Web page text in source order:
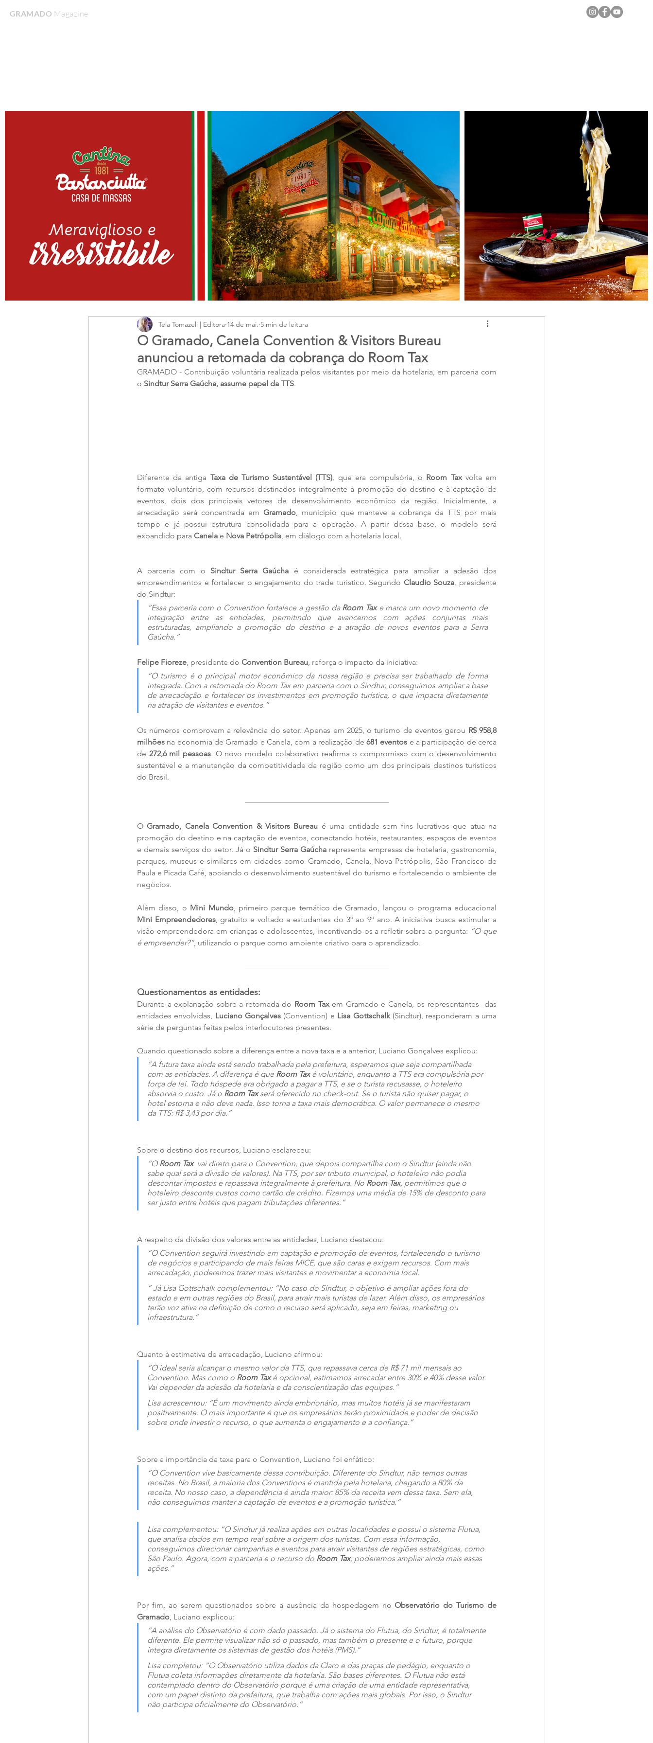
GRAMADO MagazineHome
O Gramado, Canela Convention & Visitors Bureau
anunciou a retomada da cobrança do Room Tax
Tela Tomazeli | Editora 14 de mai. 5 min de leitura
GRAMADO - Contribuição voluntária realizada pelos visitantes por meio da hotelaria, em parceria com
o Sindtur Serra Gaúcha, assume papel da TTS.
Diferente da antiga Taxa de Turismo Sustentável (TTS), que era compulsória, o Room Tax volta em
formato voluntário, com recursos destinados integralmente à promoção do destino e à captação de
eventos, dois dos principais vetores de desenvolvimento econômico da região. Inicialmente, a
arrecadação será concentrada em Gramado, município que manteve a cobrança da TTS por mais
tempo e já possui estrutura consolidada para a operação. A partir dessa base, o modelo será
expandido para Canela e Nova Petrópolis, em diálogo com a hotelaria local.
A parceria com o Sindtur Serra Gaúcha é considerada estratégica para ampliar a adesão dos
empreendimentos e fortalecer o engajamento do trade turístico. Segundo Claudio Souza, presidente
do Sindtur:
“Essa parceria com o Convention fortalece a gestão da Room Tax e marca um novo momento de
integração entre as entidades, permitindo que avancemos com ações conjuntas mais
estruturadas, ampliando a promoção do destino e a atração de novos eventos para a Serra
Gaúcha.”
Felipe Fioreze, presidente do Convention Bureau, reforça o impacto da iniciativa:
“O turismo é o principal motor econômico da nossa região e precisa ser trabalhado de forma
integrada. Com a retomada do Room Tax em parceria com o Sindtur, conseguimos ampliar a base
de arrecadação e fortalecer os investimentos em promoção turística, o que impacta diretamente
na atração de visitantes e eventos.”
Os números comprovam a relevância do setor. Apenas em 2025, o turismo de eventos gerou R$ 958,8
milhões na economia de Gramado e Canela, com a realização de 681 eventos e a participação de cerca
de 272,6 mil pessoas. O novo modelo colaborativo reafirma o compromisso com o desenvolvimento
sustentável e a manutenção da competitividade da região como um dos principais destinos turísticos
do Brasil.
O Gramado, Canela Convention & Visitors Bureau é uma entidade sem fins lucrativos que atua na
promoção do destino e na captação de eventos, conectando hotéis, restaurantes, espaços de eventos
e demais serviços do setor. Já o Sindtur Serra Gaúcha representa empresas de hotelaria, gastronomia,
parques, museus e similares em cidades como Gramado, Canela, Nova Petrópolis, São Francisco de
Paula e Picada Café, apoiando o desenvolvimento sustentável do turismo e fortalecendo o ambiente de
negócios.
Além disso, o Mini Mundo
Mini Empreendedores, gratuito e voltado a estudantes do 3º ao 9º ano. A iniciativa busca estimular a
visão empreendedora em crianças e adolescentes, incentivando-os a refletir sobre a pergunta: “O que
é empreender?”, utilizando o parque como ambiente criativo para o aprendizado.
Questionamentos as entidades:
Durante a explanação sobre a retomada do Room Tax em Gramado e Canela, os representantes  das
entidades envolvidas, Luciano Gonçalves (Convention) e Lisa Gottschalk (Sindtur), responderam a uma
série de perguntas feitas pelos interlocutores presentes.
Quando questionado sobre a diferença entre a nova taxa e a anterior, Luciano Gonçalves explicou:
“A futura taxa ainda está sendo trabalhada pela prefeitura, esperamos que seja compartilhada
com as entidades. A diferença é que Room Tax é voluntário, enquanto a TTS era compulsória por
força de lei. Todo hóspede era obrigado a pagar a TTS, e se o turista recusasse, o hoteleiro
absorvia o custo. Já o Room Tax será oferecido no check-out. Se o turista não quiser pagar, o
hotel estorna e não deve nada. Isso torna a taxa mais democrática. O valor permanece o mesmo
da TTS: R$ 3,43 por dia.”
Sobre o destino dos recursos, Luciano esclareceu:
“O Room Tax vai direto para o Convention, que depois compartilha com o Sindtur (ainda não
sabe qual será a divisão de valores). Na TTS, por ser tributo municipal, o hoteleiro não podia
descontar impostos e repassava integralmente à prefeitura. No Room Tax, permitimos que o
hoteleiro desconte custos como cartão de crédito. Fizemos uma média de 15% de desconto para
ser justo entre hotéis que pagam tributações diferentes.”
A respeito da divisão dos valores entre as entidades, Luciano destacou:
“O Convention seguirá investindo em captação e promoção de eventos, fortalecendo o turismo
de negócios e participando de mais feiras MICE, que são caras e exigem recursos. Com mais
arrecadação, poderemos trazer mais visitantes e movimentar a economia local.
” Já Lisa Gottschalk complementou: “No caso do Sindtur, o objetivo é ampliar ações fora do
estado e em outras regiões do Brasil, para atrair mais turistas de lazer. Além disso, os empresários
terão voz ativa na definição de como o recurso será aplicado, seja em feiras, marketing ou
infraestrutura.”
Quanto à estimativa de arrecadação, Luciano afirmou:
“O ideal seria alcançar o mesmo valor da TTS, que repassava cerca de R$ 71 mil mensais ao
Convention. Mas como o Room Tax é opcional, estimamos arrecadar entre 30% e 40% desse valor.
Vai depender da adesão da hotelaria e da conscientização das equipes.”
Lisa acrescentou: “É um movimento ainda embrionário, mas muitos hotéis já se manifestaram
positivamente. O mais importante é que os empresários terão proximidade e poder de decisão
sobre onde investir o recurso, o que aumenta o engajamento e a confiança.”
Sobre a importância da taxa para o Convention, Luciano foi enfático:
“O Convention vive basicamente dessa contribuição. Diferente do Sindtur, não temos outras
receitas. No Brasil, a maioria dos Conventions é mantida pela hotelaria, chegando a 80% da
receita. No nosso caso, a dependência é ainda maior: 85% da receita vem dessa taxa. Sem ela,
não conseguimos manter a captação de eventos e a promoção turística.”
Lisa complementou: “O Sindtur já realiza ações em outras localidades e possui o sistema Flutua,
que analisa dados em tempo real sobre a origem dos turistas. Com essa informação,
conseguimos direcionar campanhas e eventos para atrair visitantes de regiões estratégicas, como
São Paulo. Agora, com a parceria e o recurso do Room Tax, poderemos ampliar ainda mais essas
ações.”
Por fim, ao serem questionados sobre a ausência da hospedagem no Observatório do Turismo de
Gramado, Luciano explicou:
“A análise do Observatório é com dado passado. Já o sistema do Flutua, do Sindtur, é totalmente
diferente. Ele permite visualizar não só o passado, mas também o presente e o futuro, porque
integra diretamente os sistemas de gestão dos hotéis (PMS).”
Lisa completou: “O Observatório utiliza dados da Claro e das praças de pedágio, enquanto o
Flutua coleta informações diretamente da hotelaria. São bases diferentes. O Flutua não está
contemplado dentro do Observatório porque é uma criação de uma entidade representativa,
com um papel distinto da prefeitura, que trabalha com ações mais globais. Por isso, o Sindtur
não participa oficialmente do Observatório.”